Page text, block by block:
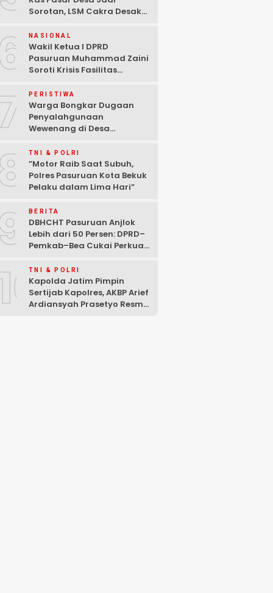
Sorotan, LSM Cakra Desak
NASIONAL
Wakil Ketua I DPRD
Pasuruan Muhammad Zaini
Soroti Krisis Fasilitas
Anggaran
PERISTIWA
Warga Bongkar Dugaan
Penyalahgunaan
Wewenang di Desa
Mencuat
TNI & POLRI
‎”Motor Raib Saat Subuh,
Polres Pasuruan Kota Bekuk
Pelaku dalam Lima Hari” ‎
BERITA
DBHCHT Pasuruan Anjlok
Lebih dari 50 Persen: DPRD–
Pemkab–Bea Cukai Perkuat
Rokok Ilegal
TNI & POLRI
Kapolda Jatim Pimpin
Sertijab Kapolres, AKBP Arief
Ardiansyah Prasetyo Resmi